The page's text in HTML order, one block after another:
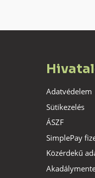
Adatvédelem
Sütikezelés
ÁSZF
SimplePay
Közérdekű